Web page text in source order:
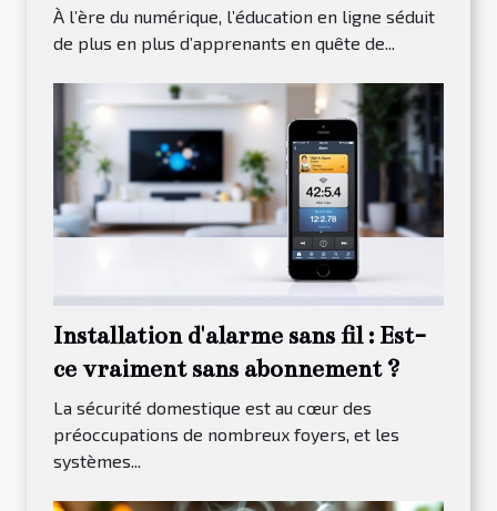
l'éducation en ligne
À l’ère du numérique, l’éducation en ligne séduit
de plus en plus d’apprenants en quête de...
Installation d'alarme sans fil : Est-
ce vraiment sans abonnement ?
La sécurité domestique est au cœur des
préoccupations de nombreux foyers, et les
systèmes...